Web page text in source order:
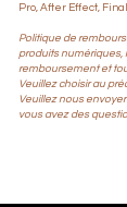
Pro, After Effect,
Politique de
produits numériques,
remboursement et
Veuillez choisir au
Veuillez nous
vous avez des